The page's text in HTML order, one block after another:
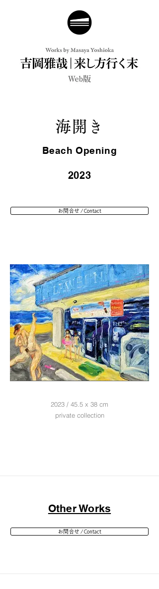
海開き
Beach Opening
2023
お問合せ / Contact
2023 / 45.5 x 38 cm
private collection
Other Works
お問合せ / Contact